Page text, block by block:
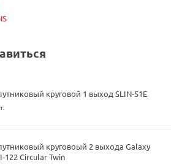
круговой 1 выход SLIN-51E
круговоый 2 выхода Galaxy
122 Circular Twin